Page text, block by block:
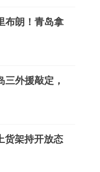
布朗！青岛拿
外援敲定，
货架持开放态